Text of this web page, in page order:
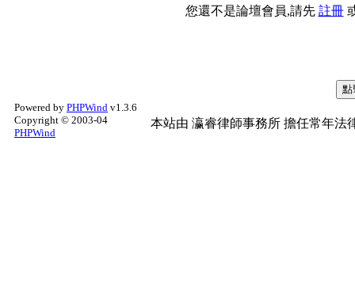
您還不是論壇會員,請先 註冊
Powered by PHPWind v1.3.6
Copyright © 2003-04
PHPWind
本站由 瀛睿律師事務所 擔任常年法